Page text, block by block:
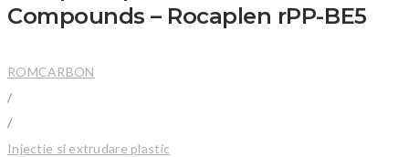
Compounds – Rocaplen rPP-BE5
ROMCARBON
/
/
Injectie si extrudare plastic